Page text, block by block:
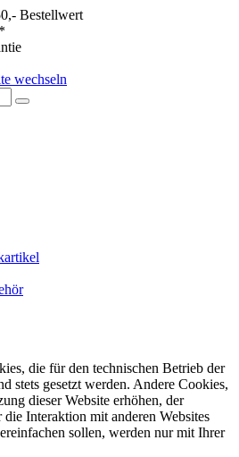
Bestellwert
die für den technischen Betrieb der
stets gesetzt werden. Andere Cookies,
dieser Website erhöhen, der
Interaktion mit anderen Websites
sollen, werden nur mit Ihrer